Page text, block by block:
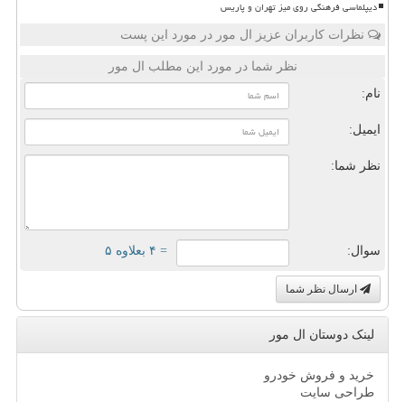
دیپلماسی فرهنگی روی میز تهران و پاریس
نظرات کاربران عزیز ال مور در مورد این پست
نظر شما در مورد این مطلب ال مور
نام:
ایمیل:
نظر شما:
سوال: = ۴ بعلاوه ۵
ارسال نظر شما
لینک دوستان ال مور
خرید و فروش خودرو
طراحی سایت